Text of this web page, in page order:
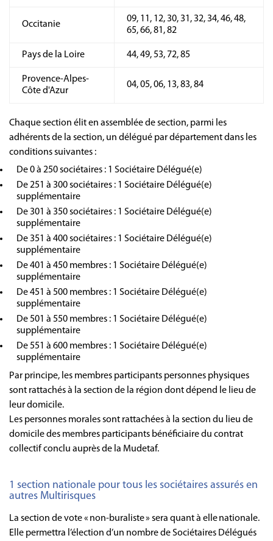
Occitanie
09, 11, 12, 30, 31, 32, 34, 46, 48,
65, 66, 81, 82
Pays de la Loire 44, 49, 53, 72, 85
Provence-Alpes-
Côte d'Azur
04, 05, 06, 13, 83, 84
Chaque section élit en assemblée de section, parmi les
adhérents de la section, un délégué par département dans les
conditions suivantes :
De 0 à 250 sociétaires : 1 Sociétaire Délégué(e)
De 251 à 300 sociétaires : 1 Sociétaire Délégué(e)
supplémentaire
De 301 à 350 sociétaires : 1 Sociétaire Délégué(e)
supplémentaire
De 351 à 400 sociétaires : 1 Sociétaire Délégué(e)
supplémentaire
De 401 à 450 membres : 1 Sociétaire Délégué(e)
supplémentaire
De 451 à 500 membres : 1 Sociétaire Délégué(e)
supplémentaire
De 501 à 550 membres : 1 Sociétaire Délégué(e)
supplémentaire
De 551 à 600 membres : 1 Sociétaire Délégué(e)
supplémentaire
Par principe, les membres participants personnes physiques
sont rattachés à la section de la région dont dépend le lieu de
leur domicile.
Les personnes morales sont rattachées à la section du lieu de
domicile des membres participants bénéficiaire du contrat
collectif conclu auprès de la Mudetaf.
1 section nationale pour tous les sociétaires assurés en
autres Multirisques
La section de vote « non-buraliste » sera quant à elle nationale.
Elle permettra l’élection d’un nombre de Sociétaires Délégués